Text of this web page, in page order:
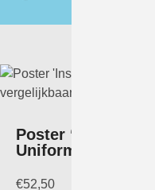
Poster
Uniformiteit voor
€52,50